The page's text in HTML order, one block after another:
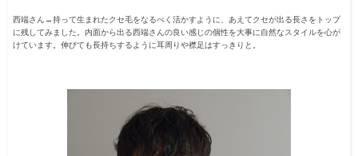
西端さん→持って生まれたクセ毛をなるべく活かすように、あえてクセが出る長さをトップ
に残してみました。内面から出る西端さんの良い感じの個性を大事に自然なスタイルを心が
けています。伸びても長持ちするように耳周りや襟足はすっきりと。